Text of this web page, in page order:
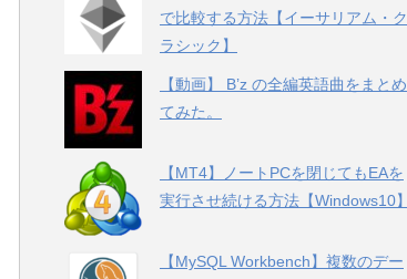
で比較する方法【イーサリアム・ク
ラシック】
【動画】 B’z の全編英語曲をまとめ
てみた。
【MT4】ノートPCを閉じてもEAを
実行させ続ける方法【Windows10】
【MySQL Workbench】複数のデー